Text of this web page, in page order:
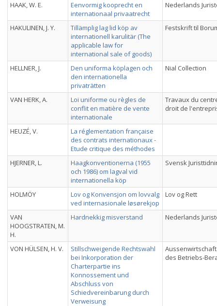
HAAK, W. E.
Eenvormig kooprecht en
internationaal privaatrecht
Nederlands
HAKULINEN, J. Y.
Tillämplig lag lid köp av
internationell karulitär (The
applicable law for
international sale of goods)
Festskrift til
HELLNER, J.
Den uniforma köplagen och
den internationella
privaträtten
Nial Collection
VAN HERK, A.
Loi uniforme ou règles de
conflit en matière de vente
internationale
Travaux du
droit de
HEUZÉ, V.
La réglementation française
des contrats internationaux -
Etude critique des méthodes
HJERNER, L.
Haagkonventionerna (1955
och 1986) om lagval vid
internationella köp
Svensk
HOLMÖY
Lov og Konvensjon om lovvalg
ved internasionale løsørekjop
Lov og Rett
VAN
HOOGSTRATEN, M.
H.
Hardnekkig misverstand Nederlands
VON HÜLSEN, H. V.
Stillschweigende Rechtswahl
bei Inkorporation der
Charterpartie ins
Konnossement und
Abschluss von
Schiedvereinbarung durch
Verweisung
des Betriebs-